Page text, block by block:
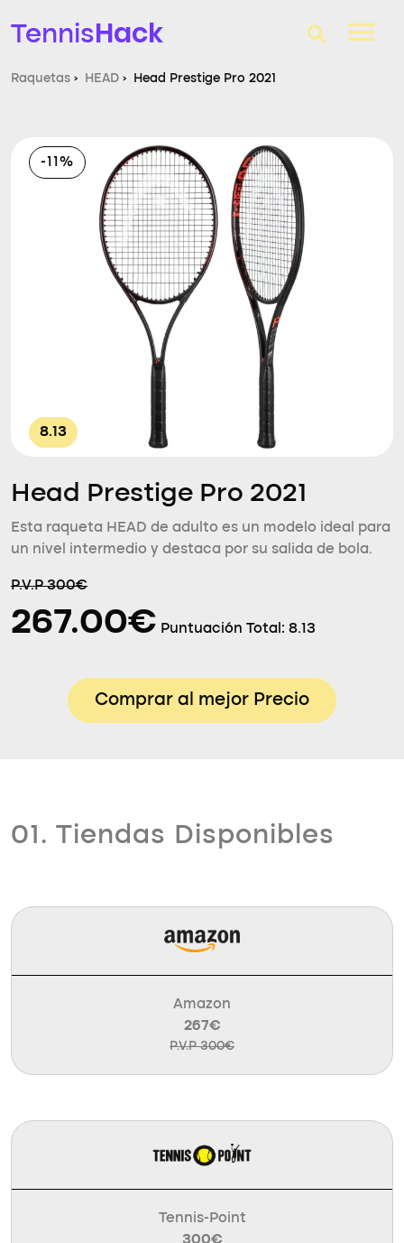
TennisHack
Raquetas de tenis
Zapatillas
Comparador
Consultorio
Raquetas › HEAD › Head Prestige Pro 2021
-11%
8.13
Head Prestige Pro 2021
Esta raqueta HEAD de adulto es un modelo ideal para
un nivel intermedio y destaca por su salida de bola.
P.V.P 300€
267.00€ Puntuación Total: 8.13
Comprar al mejor Precio
01. Tiendas Disponibles
Amazon
267€
P.V.P 300€
Tennis-Point